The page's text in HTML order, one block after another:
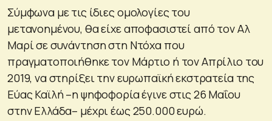
Σύμφωνα με τις ίδιες ομολογίες του
μετανοημένου, θα είχε αποφασιστεί από τον Αλ
Μαρί σε συνάντηση στη Ντόχα που
πραγματοποιήθηκε τον Μάρτιο ή τον Απρίλιο του
2019, να στηρίξει την ευρωπαϊκή εκστρατεία της
Εύας Καϊλή –η ψηφοφορία έγινε στις 26 Μαΐου
στην Ελλάδα– μέχρι έως 250.000 ευρώ.